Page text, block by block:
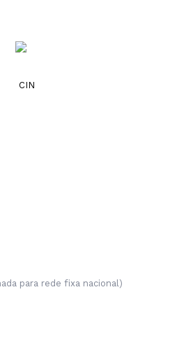
para rede fixa nacional)